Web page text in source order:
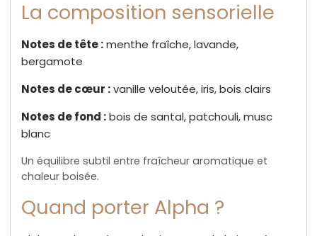
La composition sensorielle
Notes de tête :menthe fraîche, lavande,
bergamote
Notes de cœur :vanille veloutée, iris, bois clairs
Notes de fond :bois de santal, patchouli, musc
blanc
Un équilibre subtil entre fraîcheur aromatique et
chaleur boisée.
Quand porter Alpha ?